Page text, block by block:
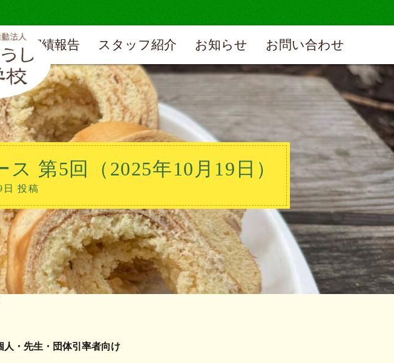
実績報告 スタッフ紹介 お知らせ お問い合わせ
第5回（2025年10月19日）
日 投稿
人・先生・団体引率者向け